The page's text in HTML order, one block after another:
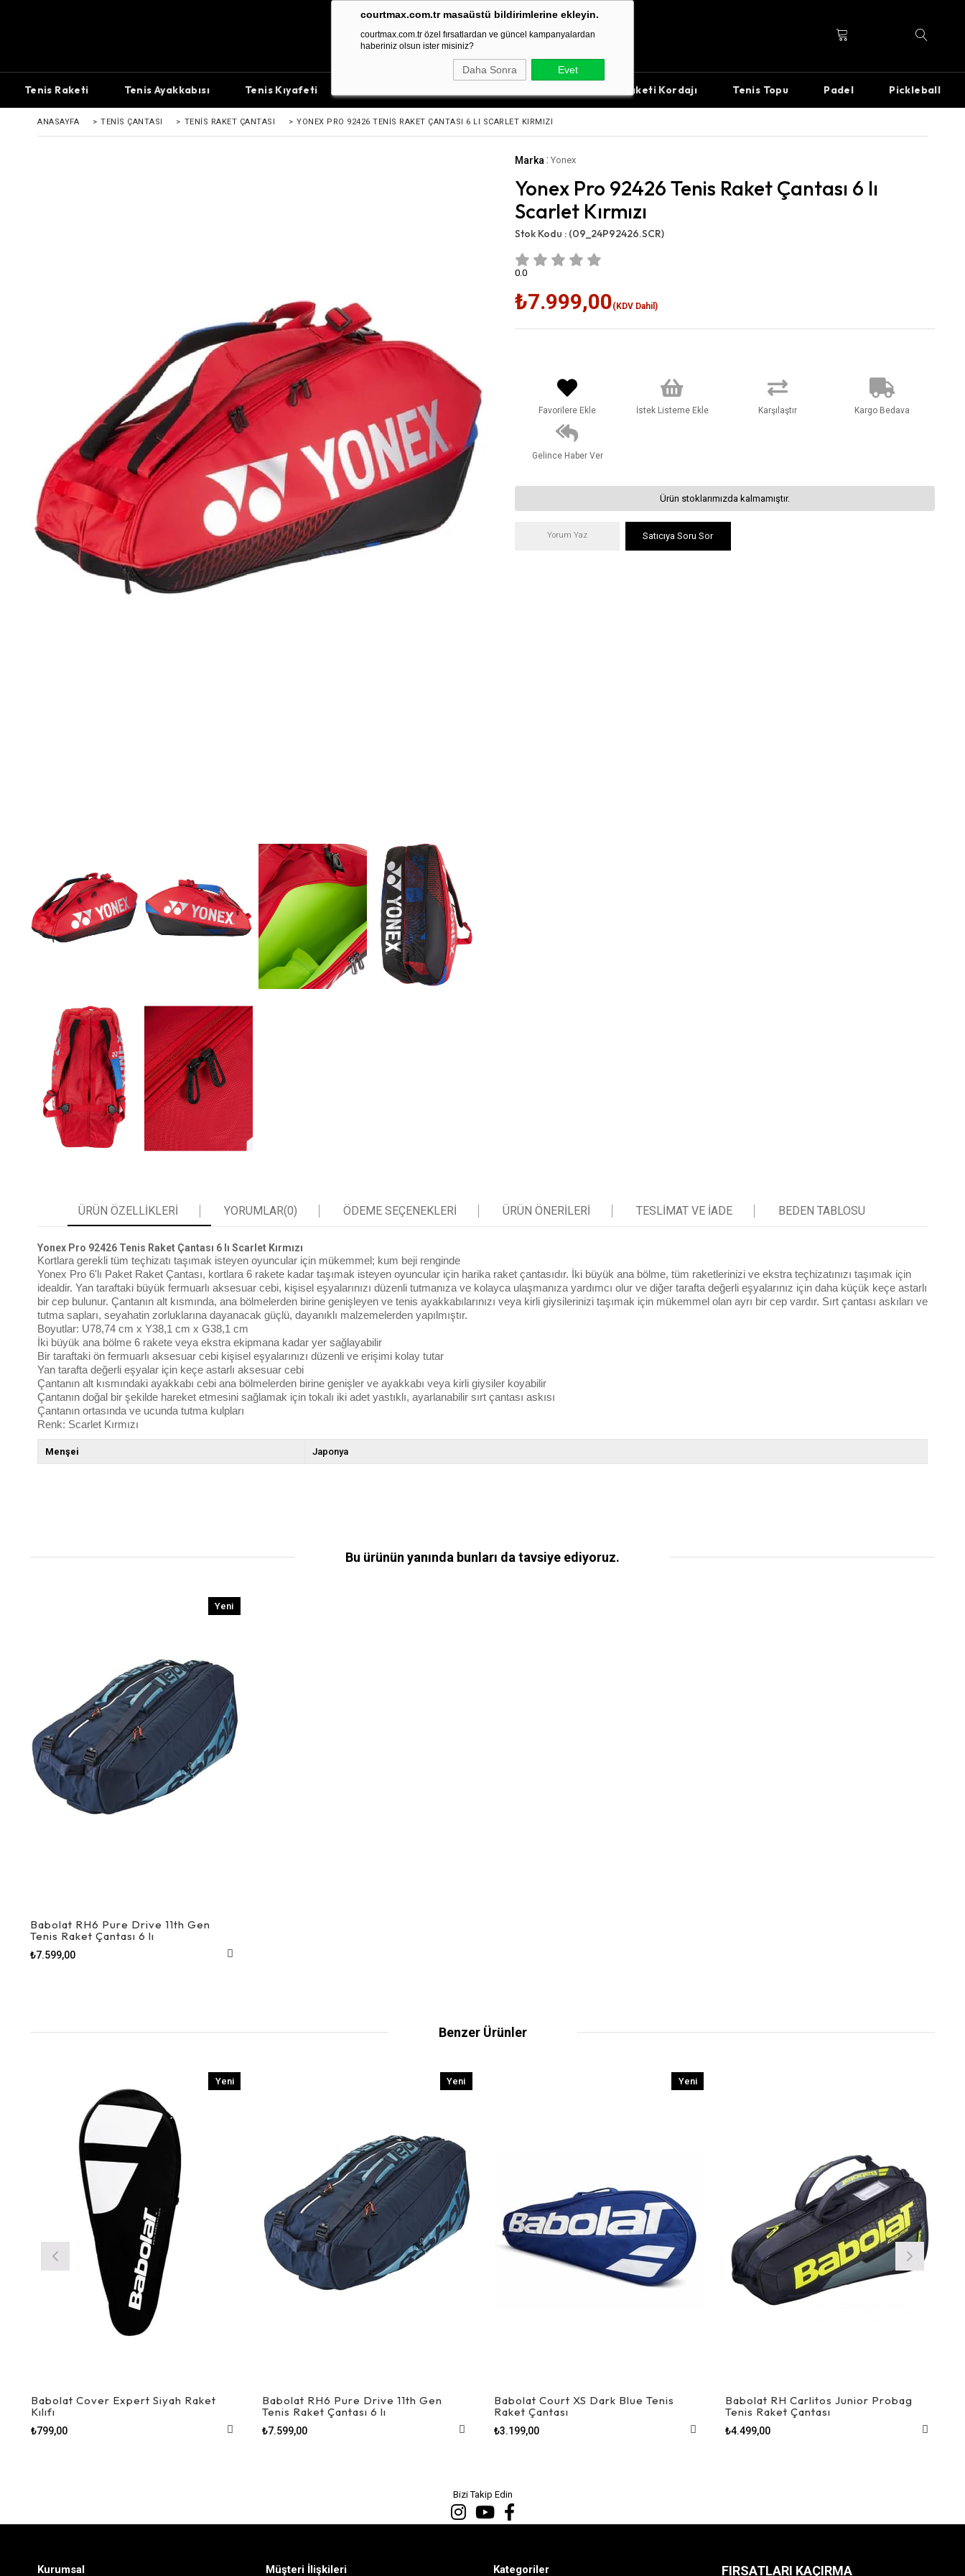
courtmax.com.tr masaüstü bildirimlerine ekleyin.
courtmax.com.tr özel fırsatlardan ve güncel kampanyalardan
haberiniz olsun ister misiniz?
Daha Sonra Evet
Tenis Raketi Tenis Ayakkabısı Tenis Kıyafeti Tenis Raketi Kordajı Tenis Topu Padel Pickleball
ANASAYFA > TENIS ÇANTASI > TENIS RAKET ÇANTASI > YONEX PRO 92426 TENIS RAKET ÇANTASI 6 LI SCARLET KIRMIZI
Marka : Yonex
Yonex Pro 92426 Tenis Raket Çantası 6 lı
Scarlet Kırmızı
Stok Kodu : (09_24P92426.SCR)
0.0
₺7.999,00(KDV Dahil)
Favorilere Ekle İstek Listeme Ekle Karşılaştır Kargo Bedava
Gelince Haber Ver
Ürün stoklarımızda kalmamıştır.
Yorum Yaz Satıcıya Soru Sor
ÜRÜN ÖZELLIKLERI YORUMLAR(0) ÖDEME SEÇENEKLERI ÜRÜN ÖNERILERI TESLIMAT VE IADE BEDEN TABLOSU
Yonex Pro 92426 Tenis Raket Çantası 6 lı Scarlet Kırmızı
Kortlara gerekli tüm teçhizatı taşımak isteyen oyuncular için mükemmel; kum beji renginde
Yonex Pro 6'lı Paket Raket Çantası, kortlara 6 rakete kadar taşımak isteyen oyuncular için harika raket çantasıdır. İki büyük ana bölme, tüm raketlerinizi ve ekstra teçhizatınızı taşımak için
idealdir. Yan taraftaki büyük fermuarlı aksesuar cebi, kişisel eşyalarınızı düzenli tutmanıza ve kolayca ulaşmanıza yardımcı olur ve diğer tarafta değerli eşyalarınız için daha küçük keçe astarlı
bir cep bulunur. Çantanın alt kısmında, ana bölmelerden birine genişleyen ve tenis ayakkabılarınızı veya kirli giysilerinizi taşımak için mükemmel olan ayrı bir cep vardır. Sırt çantası askıları ve
tutma sapları, seyahatin zorluklarına dayanacak güçlü, dayanıklı malzemelerden yapılmıştır.
Boyutlar: U78,74 cm x Y38,1 cm x G38,1 cm
İki büyük ana bölme 6 rakete veya ekstra ekipmana kadar yer sağlayabilir
Bir taraftaki ön fermuarlı aksesuar cebi kişisel eşyalarınızı düzenli ve erişimi kolay tutar
Yan tarafta değerli eşyalar için keçe astarlı aksesuar cebi
Çantanın alt kısmındaki ayakkabı cebi ana bölmelerden birine genişler ve ayakkabı veya kirli giysiler koyabilir
Çantanın doğal bir şekilde hareket etmesini sağlamak için tokalı iki adet yastıklı, ayarlanabilir sırt çantası askısı
Çantanın ortasında ve ucunda tutma kulpları
Renk: Scarlet Kırmızı
Menşei Japonya
Bu ürünün yanında bunları da tavsiye ediyoruz.
Babolat RH6 Pure Drive 11th Gen
Tenis Raket Çantası 6 lı
₺7.599,00
Yeni
Benzer Ürünler
Babolat Cover Expert Siyah Raket
Kılıfı
₺799,00
Yeni
Babolat RH6 Pure Drive 11th Gen
Tenis Raket Çantası 6 lı
₺7.599,00
Yeni
Babolat Court XS Dark Blue Tenis
Raket Çantası
₺3.199,00
Yeni
Babolat RH Carlitos Junior Probag
Tenis Raket Çantası
₺4.499,00
Bizi Takip Edin
Kurumsal Müşteri İlişkileri Kategoriler FIRSATLARI KAÇIRMA